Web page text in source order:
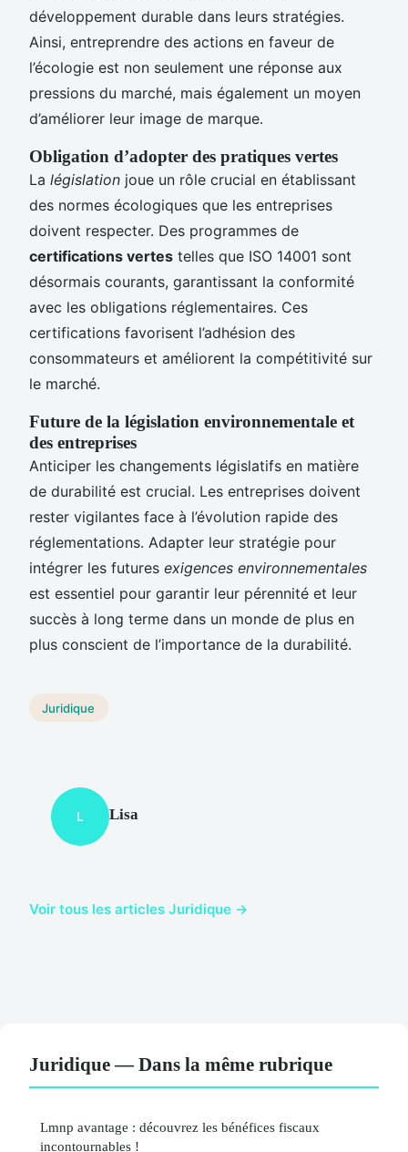
développement durable dans leurs stratégies.
Ainsi, entreprendre des actions en faveur de
l’écologie est non seulement une réponse aux
pressions du marché, mais également un moyen
d’améliorer leur image de marque.
Obligation d’adopter des pratiques vertes
La législation joue un rôle crucial en établissant
des normes écologiques que les entreprises
doivent respecter. Des programmes de
certifications vertes telles que ISO 14001 sont
désormais courants, garantissant la conformité
avec les obligations réglementaires. Ces
certifications favorisent l’adhésion des
consommateurs et améliorent la compétitivité sur
le marché.
Future de la législation environnementale et
des entreprises
Anticiper les changements législatifs en matière
de durabilité est crucial. Les entreprises doivent
rester vigilantes face à l’évolution rapide des
réglementations. Adapter leur stratégie pour
intégrer les futures exigences environnementales
est essentiel pour garantir leur pérennité et leur
succès à long terme dans un monde de plus en
plus conscient de l’importance de la durabilité.
Juridique
L Lisa
Voir tous les articles Juridique →
Juridique — Dans la même rubrique
Lmnp avantage : découvrez les bénéfices fiscaux
incontournables !